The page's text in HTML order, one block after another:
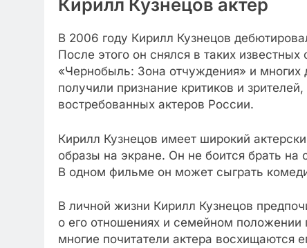
Кирилл Кузнецов актер
В 2006 году Кирилл Кузнецов
После этого он снялся в таких
«Чернобыль: Зона отчуждения» и многих
получили признание критиков и
востребованных актеров России.
Кирилл Кузнецов имеет широкий
образы на экране. Он не боится брать
В одном фильме он может сыграть
В личной жизни Кирилл Кузнецов
о его отношениях и семейном положении
многие почитатели актера восхищаются